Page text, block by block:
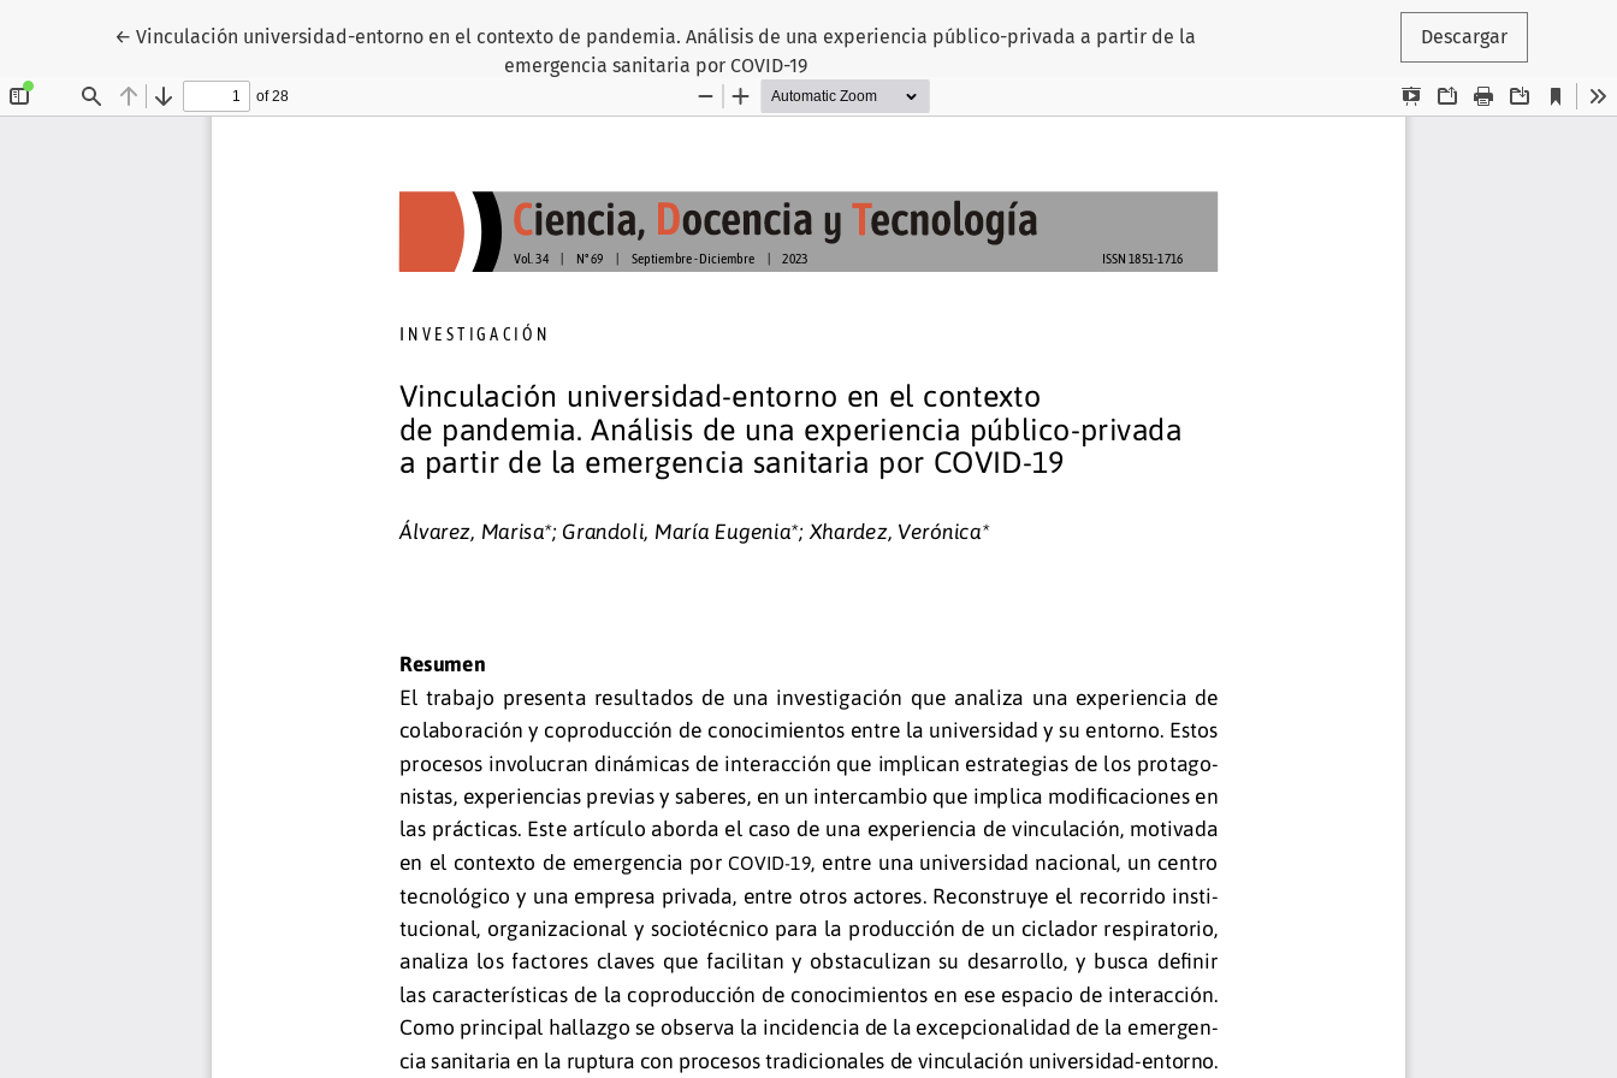
←Volver a los detalles del artículo
Vinculación universidad-entorno en el contexto de pandemia. Análisis de una experiencia público-privada a partir de la
emergencia sanitaria por COVID-19
Descargar